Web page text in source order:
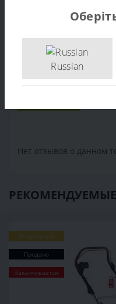
г. Киев, ул.
,Запчасти Al-Ko
Нет отзывов о данном
Популярный
Продано
Заканчивается
Russian